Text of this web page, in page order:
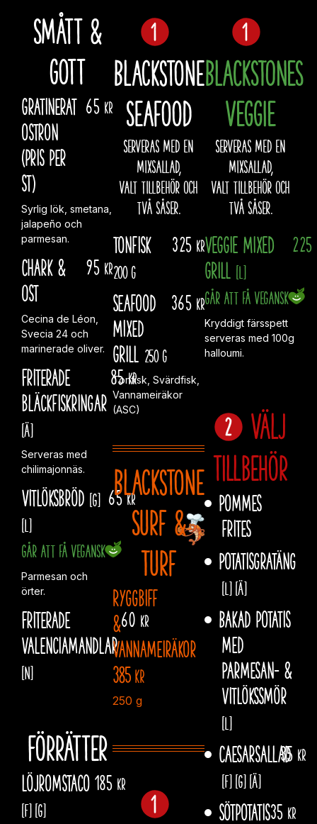
Smått &
gott
Gratinerat
ostron
(pris per
st)
65 kr
Syrlig lök, smetana,
jalapeño och
parmesan.
Chark &
Ost
95 kr
Cecina de Léon,
Svecia 24 och
marinerade oliver.
Friterade
bläckfiskringar
[Ä]
85kr
Serveras med
chilimajonnäs.
Vitlöksbröd [G]
[L]
Går att få vegansk
65kr
Parmesan och
örter.
Friterade
valenciamandlar
[N]
60 kr
Förrätter
Löjromstaco
[F] [G]
185 kr
Blackstone
Seafood
Serveras med en
mixsallad,
valt tillbehör och
två såser.
Tonfisk
200 g
325 kr
Seafood
Mixed
GRILL 250 g
365 kr
Tonfisk, Svärdfisk,
Vannameiräkor
(ASC)
Blackstone
Surf &
Turf
Ryggbiff
&
vannameiräkor
385 kr
250 g
BLACKSTONES
VEGGIE
Serveras med en
mixsallad,
valt tillbehör och
två såser.
VEGGIE MIXED
GRILL [L]
Går att få vegansk
225
Kryddigt färsspett
serveras med 100g
halloumi.
Välj
tillbehör
Pommes
frites
Potatisgratäng
[L] [Ä]
Bakad potatis
med
Parmesan- &
vitlökssmör
[L]
Caesarsallad
[F] [G] [Ä]
35 kr
Sötpotatis35 kr